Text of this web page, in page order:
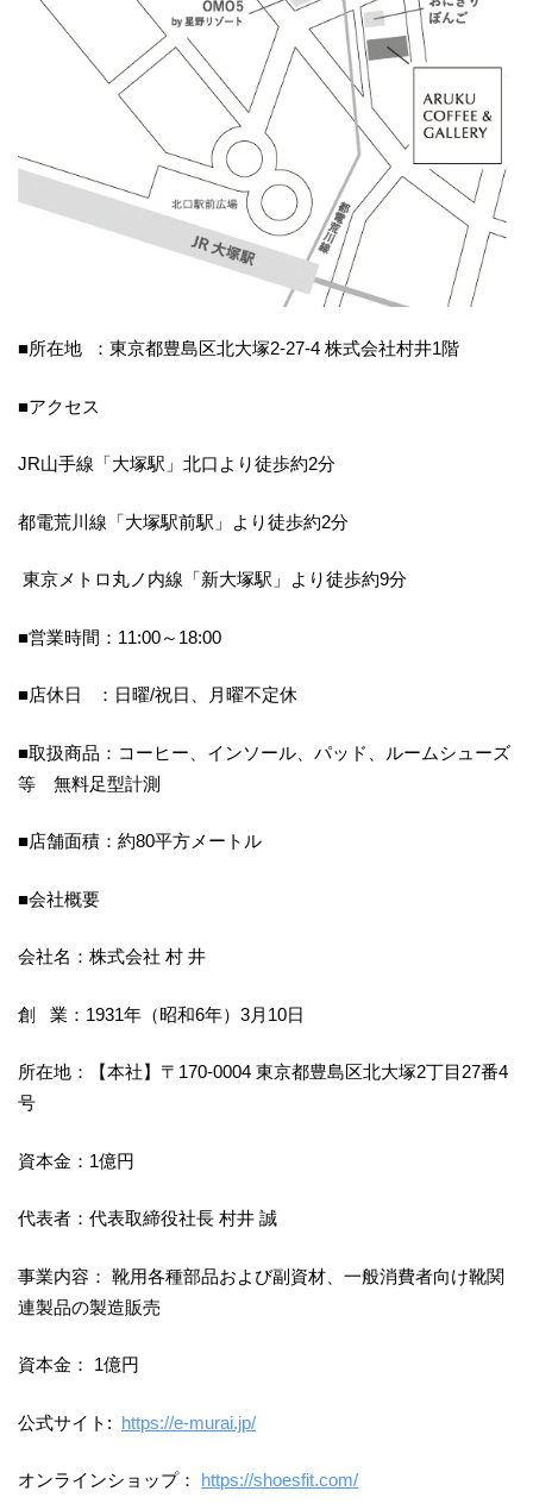
■所在地 ：東京都豊島区北大塚2-27-4 株式会社村井1階
■アクセス
JR山手線「大塚駅」北口より徒歩約2分
都電荒川線「大塚駅前駅」より徒歩約2分
東京メトロ丸ノ内線「新大塚駅」より徒歩約9分
■営業時間：11:00～18:00
■店休日 ：日曜/祝日、月曜不定休
■取扱商品：コーヒー、インソール、パッド、ルームシューズ
等 無料足型計測
■店舗面積：約80平方メートル
■会社概要
会社名：株式会社 村 井
創 業：1931年（昭和6年）3月10日
所在地：【本社】〒170-0004 東京都豊島区北大塚2丁目27番4
号
資本金：1億円
代表者：代表取締役社長 村井 誠
事業内容： 靴用各種部品および副資材、一般消費者向け靴関
連製品の製造販売
資本金： 1億円
公式サイト: https://e-murai.jp/
オンラインショップ： https://shoesfit.com/